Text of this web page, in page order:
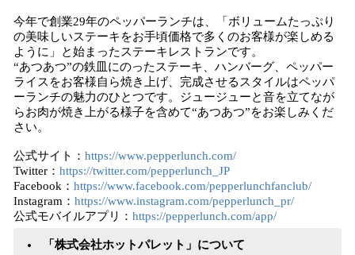
今年で創業29年のペッパーランチは、「ボリュームたっぷり
の美味しいステーキをお手頃価格で多くのお客様が楽しめる
ように」と始まったステーキレストランです。
“あつあつ”の鉄皿にのったステーキ、ハンバーグ、ペッパー
ライスをお客様自ら焼き上げ、完成させるスタイルはペッパ
ーランチの魅力のひとつです。ジュージューと音を立てなが
らお肉が焼き上がる様子を含めて“あつあつ”をお楽しみくだ
さい。
公式サイト： https://www.pepperlunch.com/
Twitter： https://twitter.com/pepperlunch_JP
Facebook： https://www.facebook.com/pepperlunchfanclub/
Instagram： https://www.instagram.com/pepperlunch_pr/
公式モバイルアプリ： https://pepperlunch.com/app/
「株式会社ホットパレット」について